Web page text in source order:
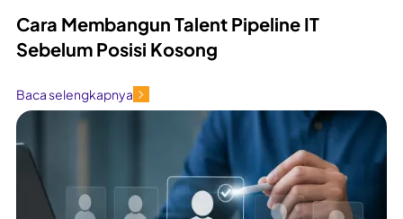
Cara Membangun Talent Pipeline IT
Sebelum Posisi Kosong
Baca selengkapnya